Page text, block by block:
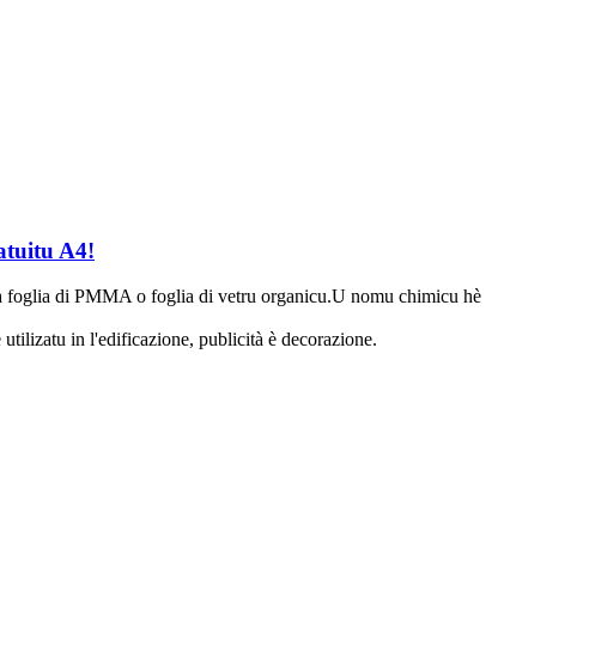
A4!
foglia di PMMA o foglia di vetru organicu.U nomu chimicu hè
in l'edificazione, publicità è decorazione.